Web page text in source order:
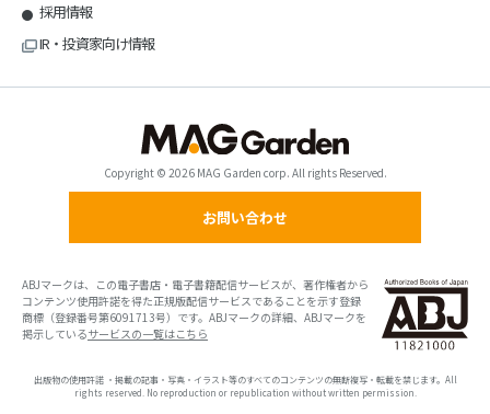
採用情報
IR・投資家向け情報
Copyright © 2026 MAG Garden corp. All rights Reserved.
お問い合わせ
ABJマークは、この電子書店・電子書籍配信サービスが、著作権者から
コンテンツ使用許諾を得た正規版配信サービスであることを示す登録
商標（登録番号第6091713号）です。ABJマークの詳細、ABJマークを
掲示しているサービスの一覧はこちら
出版物の使用許諾 ・掲載の記事・写真・イラスト等のすべてのコンテンツの無断複写・転載を禁じます。All
rights reserved. No reproduction or republication without written permission.